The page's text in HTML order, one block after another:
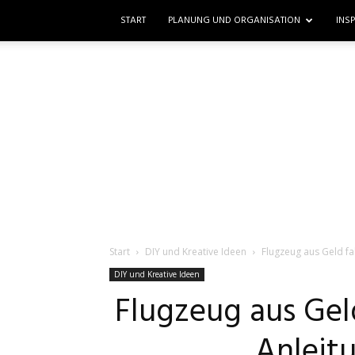
START PLANUNG UND ORGANISATION
Start DIY und Kreative Ideen Flugzeug aus Geld
DIY und Kreative Ideen
Flugzeug aus